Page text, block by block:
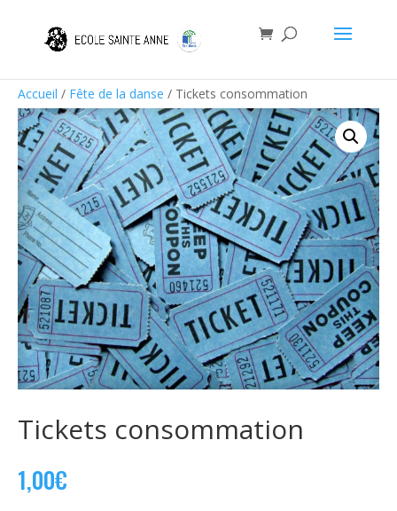
Accueil / Fête de la danse / Tickets consommation
Tickets consommation
1,00€